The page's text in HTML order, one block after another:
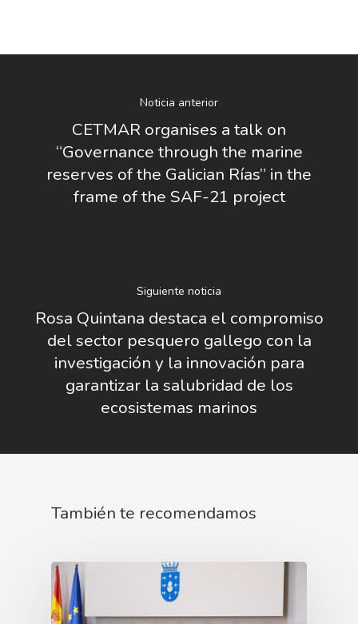
Noticia anterior
CETMAR organises a talk on
“Governance through the marine
reserves of the Galician Rías” in the
frame of the SAF-21 project
Siguiente noticia
Rosa Quintana destaca el compromiso
del sector pesquero gallego con la
investigación y la innovación para
garantizar la salubridad de los
ecosistemas marinos
También te recomendamos
Directorio De Personal
Patronato
Logo CETMAR
Novedades
Actualidad
Eventos
Proyectos
Publicaciones
Boletín De Noticias
Empleo
Licitaciones
Gobierno
Plan De Igualdad